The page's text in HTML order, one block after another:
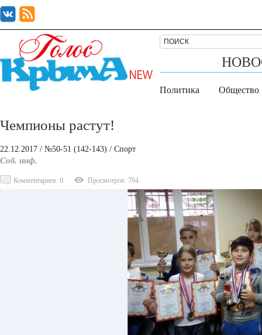
Политика Общество
Чемпионы растут!
22.12.2017 / №50-51 (142-143) / Спорт
Соб. инф.
Комментариев: 0 Просмотров: 764